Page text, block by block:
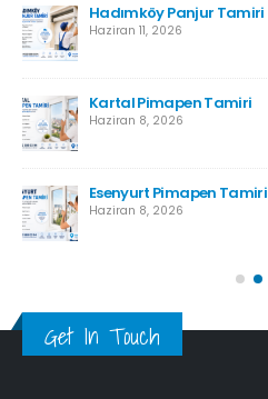
Hadımköy Panjur Tamiri
Haziran 11, 2026
Kartal Pimapen Tamiri
Haziran 8, 2026
Esenyurt Pimapen Tamiri
Haziran 8, 2026
Get In Touch